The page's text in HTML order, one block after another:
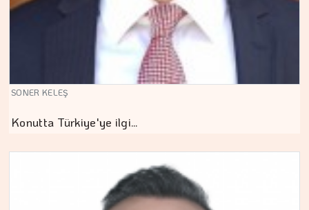
SONER KELEŞ
Konutta Türkiye'ye ilgi…